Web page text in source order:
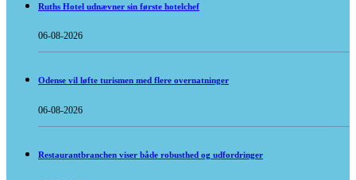
Ruths Hotel udnævner sin første hotelchef
06-08-2026
Odense vil løfte turismen med flere overnatninger
06-08-2026
Restaurantbranchen viser både robusthed og udfordringer